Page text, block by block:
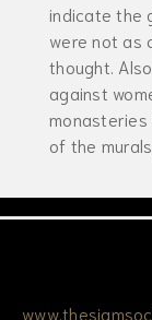
indicate the
were not as
thought.
against
monasteries
of the